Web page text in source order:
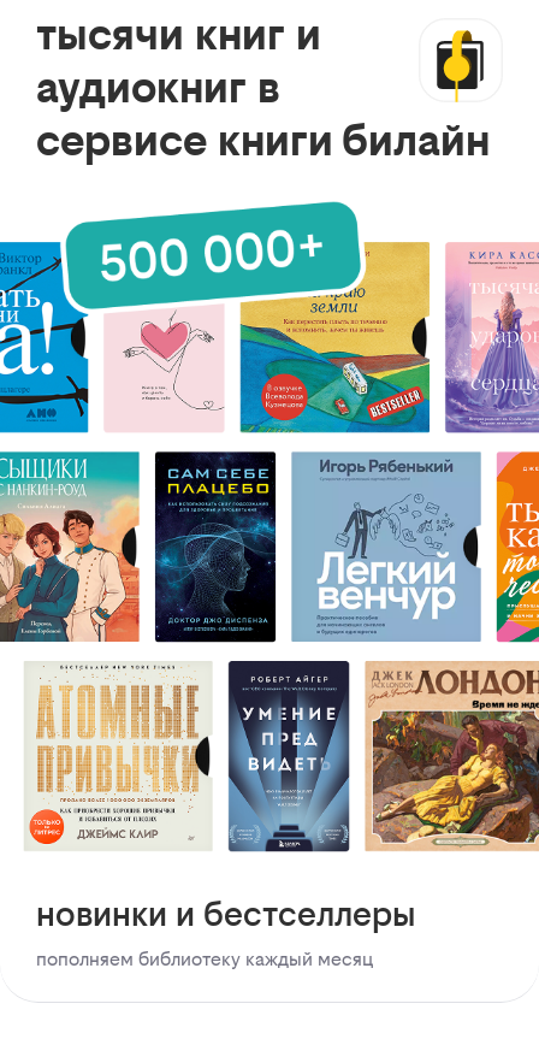
тысячи книг и
аудиокниг в
сервисе книги билайн
новинки и бестселлеры
пополняем библиотеку каждый месяц